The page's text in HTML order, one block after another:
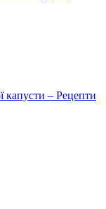
капусти – Рецепти